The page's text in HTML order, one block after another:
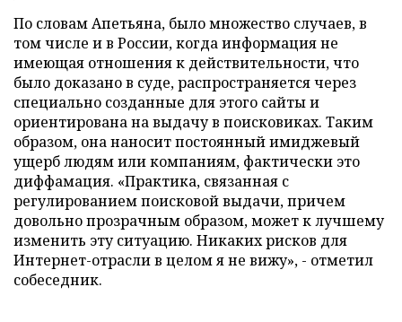
По словам Апетьяна, было множество случаев, в
том числе и в России, когда информация не
имеющая отношения к действительности, что
было доказано в суде, распространяется через
специально созданные для этого сайты и
ориентирована на выдачу в поисковиках. Таким
образом, она наносит постоянный имиджевый
ущерб людям или компаниям, фактически это
диффамация. «Практика, связанная с
регулированием поисковой выдачи, причем
довольно прозрачным образом, может к лучшему
изменить эту ситуацию. Никаких рисков для
Интернет-отрасли в целом я не вижу», - отметил
собеседник.